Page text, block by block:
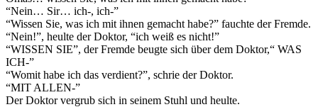
“Nein… Sir… ich-, ich-”
“Wissen Sie, was ich mit ihnen gemacht habe?” fauchte der Fremde.
“Nein!”, heulte der Doktor, “ich weiß es nicht!”
“WISSEN SIE”, der Fremde beugte sich über dem Doktor,“ WAS
ICH-”
“Womit habe ich das verdient?”, schrie der Doktor.
“MIT ALLEN-”
Der Doktor vergrub sich in seinem Stuhl und heulte.